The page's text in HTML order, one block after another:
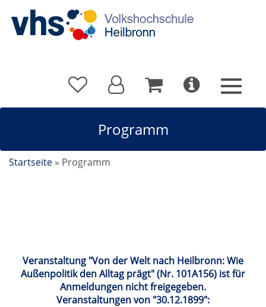
Programm
Startseite » Programm
Veranstaltung "Von der Welt nach Heilbronn: Wie
Außenpolitik den Alltag prägt" (Nr. 101A156) ist für
Anmeldungen nicht freigegeben.
Veranstaltungen von "30.12.1899":